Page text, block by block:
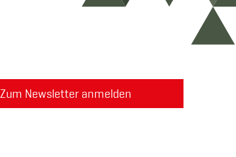
Zum Newsletter anmelden